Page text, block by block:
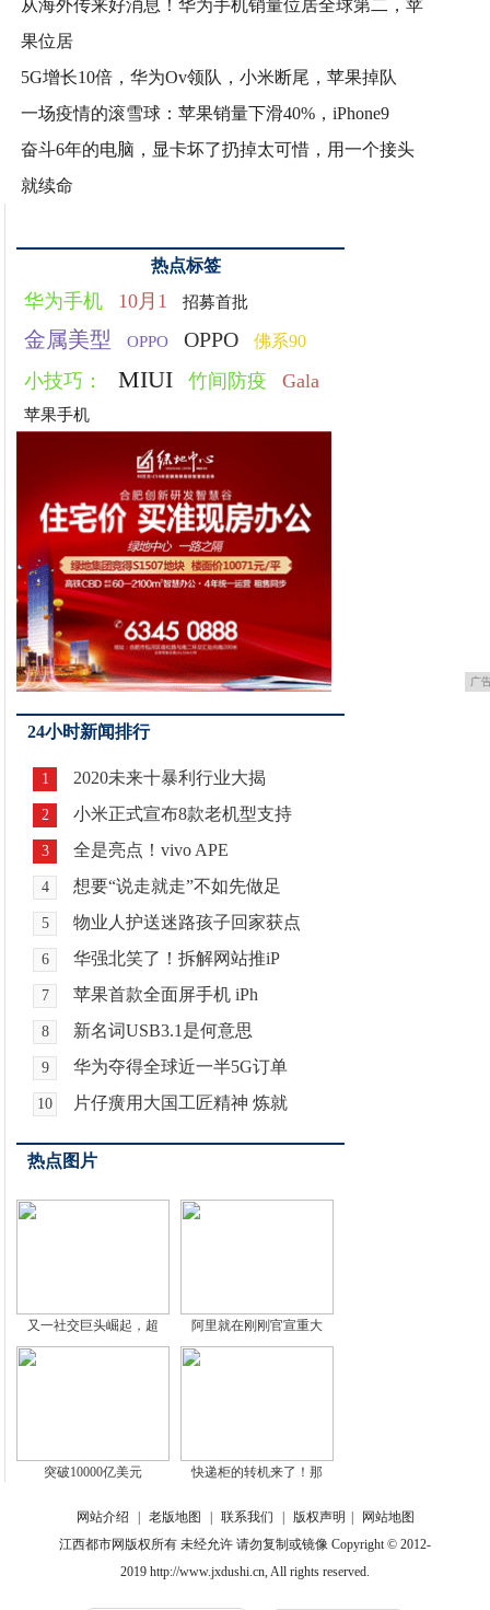
从海外传来好消息！华为手机销量位居全球第二，苹
果位居
5G增长10倍，华为Ov领队，小米断尾，苹果掉队
一场疫情的滚雪球：苹果销量下滑40%，iPhone9
奋斗6年的电脑，显卡坏了扔掉太可惜，用一个接头
就续命
热点标签
华为手机 10月1 招募首批
金属美型 OPPO OPPO 佛系90
小技巧： MIUI 竹间防疫 Gala
苹果手机
广
24小时新闻排行
1 2020未来十暴利行业大揭
2 小米正式宣布8款老机型支持
3 全是亮点！vivo APE
4 想要“说走就走”不如先做足
5 物业人护送迷路孩子回家获点
6 华强北笑了！拆解网站推iP
7 苹果首款全面屏手机 iPh
8 新名词USB3.1是何意思
9 华为夺得全球近一半5G订单
10 片仔癀用大国工匠精神 炼就
热点图片
又一社交巨头崛起，超 阿里就在刚刚官宣重大
突破10000亿美元 快递柜的转机来了！那
网站介绍 老版地图 联系我们 版权声明
网站地图
江西都市网版权所有 未经允许 请勿复制或镜像 Copyright © 2012-
2019 http://www.jxdushi.cn, All rights reserved.